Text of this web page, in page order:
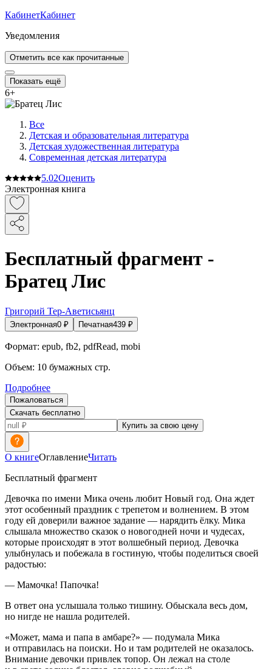
КабинетКабинет
Уведомления
Отметить все как прочитанные
Показать ещё
6+
Все
Детская и образовательная литература
Детская художественная литература
Современная детская литература
5.02Оценить
Электронная книга
Бесплатный фрагмент -
Братец Лис
Григорий Тер-Аветисьянц
Электронная0 ₽ Печатная439 ₽
Формат: epub, fb2, pdfRead, mobi
Объем: 10 бумажных стр.
Подробнее
Пожаловаться
Скачать бесплатно
Купить за свою цену
О книгеОглавлениеЧитать
Бесплатный фрагмент
Девочка по имени Мика очень любит Новый год. Она ждет
этот особенный праздник с трепетом и волнением. В этом
году ей доверили важное задание — нарядить ёлку. Мика
слышала множество сказок о новогодней ночи и чудесах,
которые происходят в этот волшебный период. Девочка
улыбнулась и побежала в гостиную, чтобы поделиться своей
радостью:
— Мамочка! Папочка!
В ответ она услышала только тишину. Обыскала весь дом,
но нигде не нашла родителей.
«Может, мама и папа в амбаре?» — подумала Мика
и отправилась на поиски. Но и там родителей не оказалось.
Внимание девочки привлек топор. Он лежал на столе